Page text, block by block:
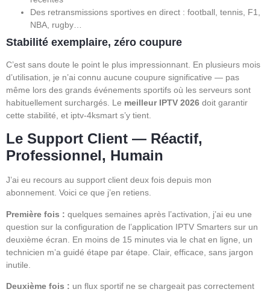
Des retransmissions sportives en direct : football, tennis, F1,
NBA, rugby…
Stabilité exemplaire, zéro coupure
C’est sans doute le point le plus impressionnant. En plusieurs mois
d’utilisation, je n’ai connu aucune coupure significative — pas
même lors des grands événements sportifs où les serveurs sont
habituellement surchargés. Le meilleur IPTV 2026 doit garantir
cette stabilité, et iptv-4ksmart s’y tient.
Le Support Client — Réactif,
Professionnel, Humain
J’ai eu recours au support client deux fois depuis mon
abonnement. Voici ce que j’en retiens.
Première fois : quelques semaines après l’activation, j’ai eu une
question sur la configuration de l’application IPTV Smarters sur un
deuxième écran. En moins de 15 minutes via le chat en ligne, un
technicien m’a guidé étape par étape. Clair, efficace, sans jargon
inutile.
Deuxième fois : un flux sportif ne se chargeait pas correctement